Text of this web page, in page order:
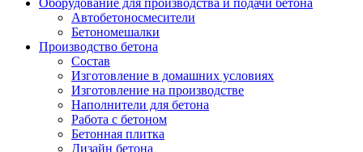
Автобетоносмесители
Бетономешалки
Производство бетона
Состав
Изготовление в домашних условиях
Изготовление на производстве
Наполнители для бетона
Работа с бетоном
Бетонная плитка
Дизайн бетона